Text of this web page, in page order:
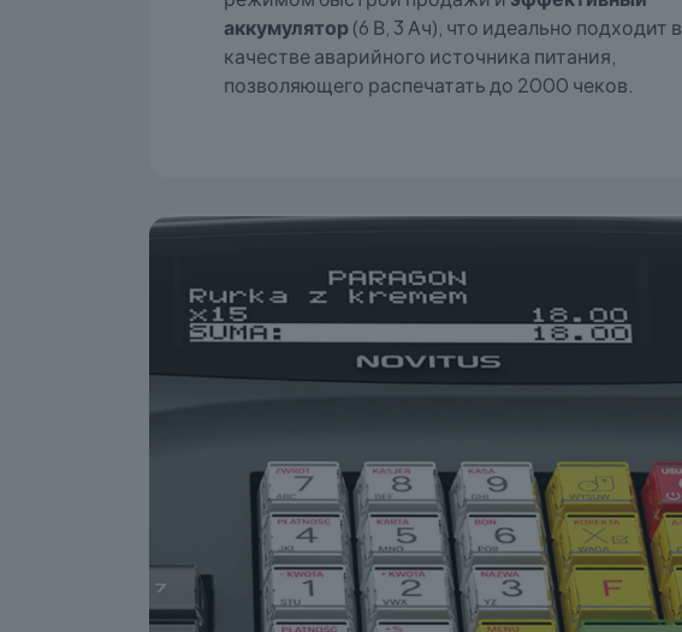
аккумулятор(6 В, 3 Ач), что идеально подходит в
качестве аварийного источника питания,
позволяющего распечатать до 2000 чеков.